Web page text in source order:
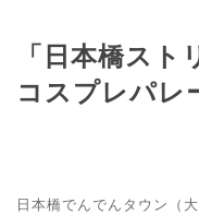
「日本橋スト
コスプレパレ
日本橋でんでんタウン（